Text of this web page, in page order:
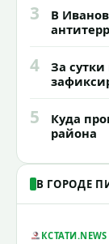
3
В
4
За
5
Куда
района
В ГОРОДЕ
КСТАТИ.NEWS